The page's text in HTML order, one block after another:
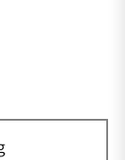
Nam
Giày